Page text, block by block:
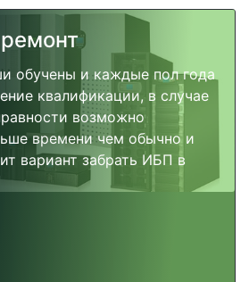
обучены и каждые пол года
квалификации, в случае
возможно
времени чем обычно и
вариант забрать ИБП в